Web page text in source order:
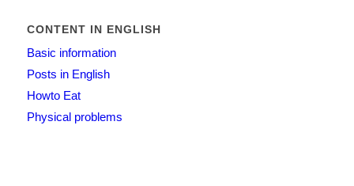
CONTENT IN ENGLISH
Basic information
Posts in English
Howto Eat
Physical problems